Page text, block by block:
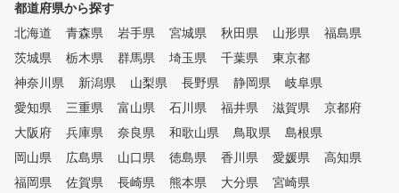
都道府県から探す
北海道
青森県 岩手県 宮城県 秋田県 山形県
福島県
茨城県
栃木県 群馬県 埼玉県 千葉県
東京都
神奈川県
新潟県 山梨県 長野県 静岡県
岐阜県
愛知県
三重県 富山県 石川県 福井県 滋賀県
京都府
大阪府
兵庫県 奈良県 和歌山県 鳥取県
島根県
岡山県
広島県 山口県 徳島県 香川県 愛媛県
高知県
福岡県
佐賀県 長崎県 熊本県 大分県
宮崎県